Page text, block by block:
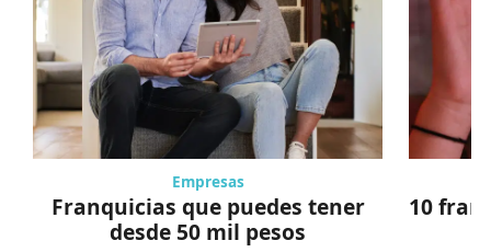
Empresas
Franquicias que puedes tener
desde 50 mil pesos
10